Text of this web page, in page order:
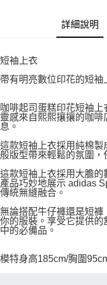
詳細說明
短袖上衣
帶有明亮數位印花的短
咖啡起司蛋糕印花短袖
靈感來自熙熙攘攘的咖
息。
這款短袖上衣採用純棉
般版型帶來輕鬆的氛圍，
這款短袖上衣採用大膽
產品巧妙地展示 adidas
傳統無縫融合。
無論搭配牛仔褲還是短
你的服裝。享受它提供的
中的必備品。
模特身高185cm/胸圍